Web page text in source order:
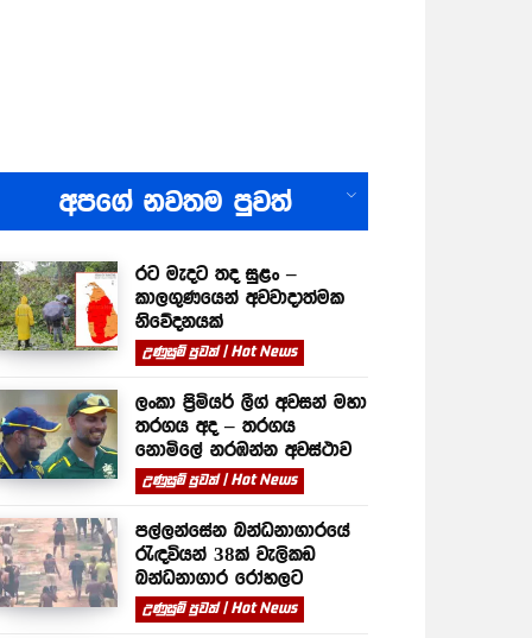
අපගේ නවතම පුවත්
රට මැදට තද සුළං –
කාලගුණයෙන් අවවාදාත්මක
නිවේදනයක්
උණුසුම් පුවත් | Hot News
ලංකා ප්‍රිමියර් ලීග් අවසන් මහා
තරගය අද – තරගය
නොමිලේ නරඹන්න අවස්ථාව
උණුසුම් පුවත් | Hot News
පල්ලන්සේන බන්ධනාගාරයේ
රැඳවියන් 38ක් වැලිකඩ
බන්ධනාගාර රෝහලට
උණුසුම් පුවත් | Hot News